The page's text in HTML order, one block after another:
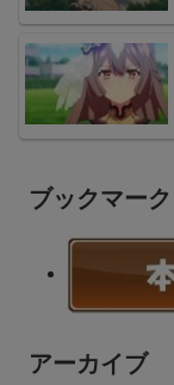
ブックマーク
アーカイブ